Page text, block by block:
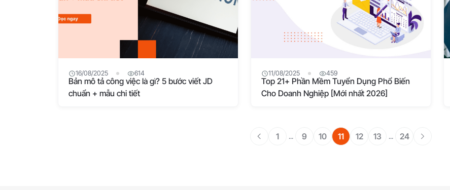
16/08/2025 614
Bản mô tả công việc là gì? 5 bước viết JD
chuẩn + mẫu chi tiết
11/08/2025 459
Top 21+ Phần Mềm Tuyển Dụng Phổ Biến
Cho Doanh Nghiệp [Mới nhất 2026]
1 ... 9 10 11 12 13 ... 24